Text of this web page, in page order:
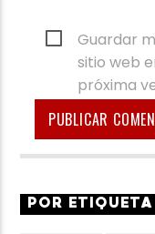
Guardar
sitio web
próxima
POR ETIQUETA